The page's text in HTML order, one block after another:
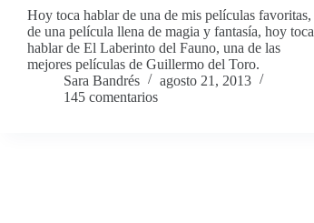
Hoy toca hablar de una de mis películas favoritas,
de una película llena de magia y fantasía, hoy toca
hablar de El Laberinto del Fauno, una de las
mejores películas de Guillermo del Toro.
Sara Bandrés
agosto 21, 2013
145 comentarios